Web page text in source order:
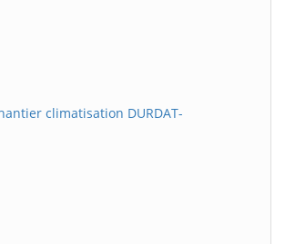
climatisation DURDAT-